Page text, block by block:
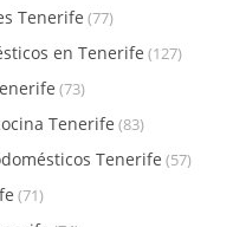
Tenerife (77)
en Tenerife (127)
(73)
Tenerife (83)
Tenerife (57)
(71)